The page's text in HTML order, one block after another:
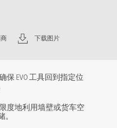
下载图片
保 EVO 工具回到指定位
度地利用墙壁或货车空